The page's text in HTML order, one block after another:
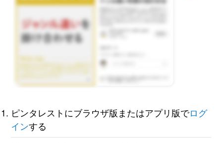
ピンタレストにブラウザ版またはアプリ版でログ
インする